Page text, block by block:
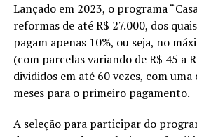
Lançado em 2023, o programa
reformas de até R$ 27.000, dos
pagam apenas 10%, ou seja, no
(com parcelas variando de R$ 45 a
divididos em até 60 vezes, com uma
meses para o primeiro pagamento.
A seleção para participar do